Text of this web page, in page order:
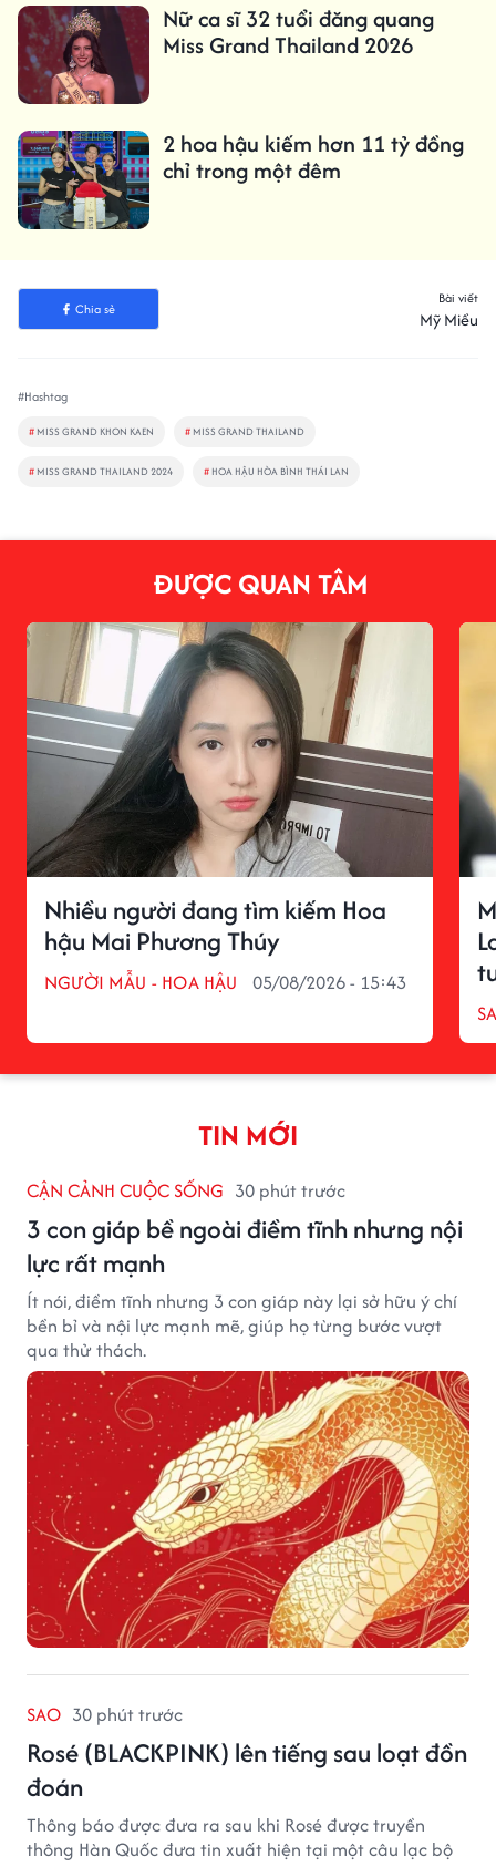
Nữ ca sĩ 32 tuổi đăng quang
Miss Grand Thailand 2026
2 hoa hậu kiếm hơn 11 tỷ đồng
chỉ trong một đêm
Chia sẻ
Bài viết
Mỹ Miều
#Hashtag
# MISS GRAND KHON KAEN # MISS GRAND THAILAND
# MISS GRAND THAILAND 2024 # HOA HẬU HÒA BÌNH THÁI LAN
ĐƯỢC QUAN TÂM
Nhiều người đang tìm kiếm Hoa
hậu Mai Phương Thúy
NGƯỜI MẪU - HOA HẬU 05/08/2026 - 15:43
TIN MỚI
CẬN CẢNH CUỘC SỐNG 30 phút trước
3 con giáp bề ngoài điềm tĩnh nhưng nội
lực rất mạnh
Ít nói, điềm tĩnh nhưng 3 con giáp này lại sở hữu ý chí
bền bỉ và nội lực mạnh mẽ, giúp họ từng bước vượt
qua thử thách.
SAO 30 phút trước
Rosé (BLACKPINK) lên tiếng sau loạt đồn
đoán
Thông báo được đưa ra sau khi Rosé được truyền
thông Hàn Quốc đưa tin xuất hiện tại một câu lạc bộ